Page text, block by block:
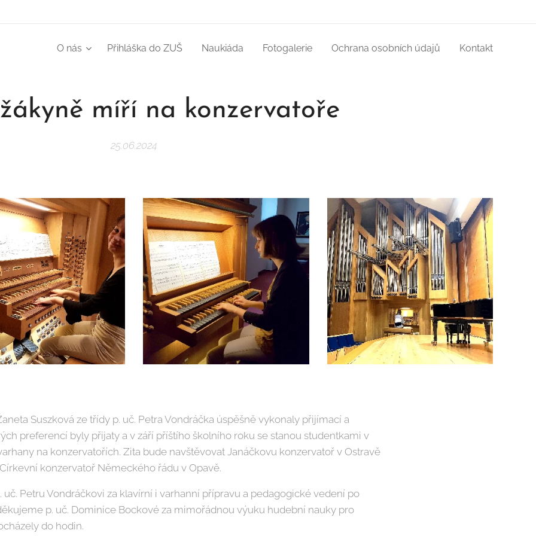
O nás Přihláška do ZUŠ Naukiáda Fotogalerie Ochrana osobních údajů Kontakt
míří na konzervatoře
25.06.2024
Suszková ze třídy p. uč. Petra Vondráčka úspěšně vykonaly přijímací a
preferencí byly přijaty a v září příštího školního roku se stanou studentkami v
na konzervatořích. Zita bude navštěvovat Janáčkovu konzervatoř v Ostravě
konzervatoř Německého řádu v Opavě.
Petru Vondráčkovi za klavírní i varhanní přípravu a pedagogické vedení po
p. uč. Dominice Bockové za mimořádnou výuku hudební nauky pro
do hodin.